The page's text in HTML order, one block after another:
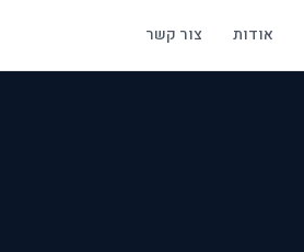
אודות צור קשר